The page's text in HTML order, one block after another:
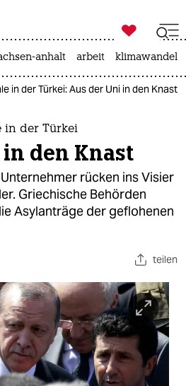
zahl ich
ich

taz zahl ich
anhalt arbeit klimawandel
in der Türkei: Aus der Uni in den Knast
in der Türkei
den Knast
rücken ins Visier
Griechische Behörden
Asylanträge der geflohenen
teilen